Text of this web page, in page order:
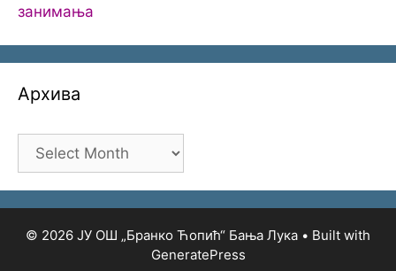
занимања
Архива
Архива
© 2026 ЈУ ОШ „Бранко Ћопић“ Бања Лука • Built with
GeneratePress